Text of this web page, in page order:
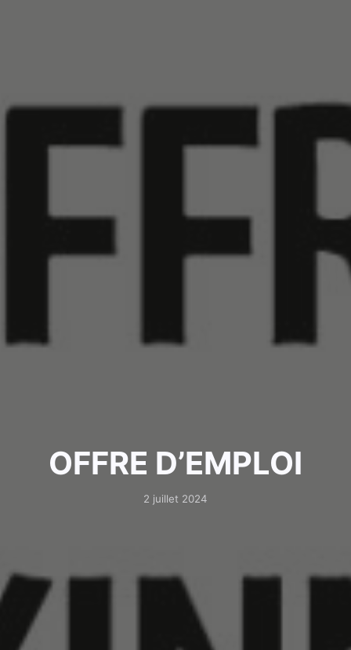
OFFRE D’EMPLOI
2 juillet 2024